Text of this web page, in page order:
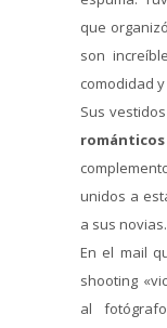
que
son
comodidad
Sus
unidos a
a sus novias.
En el mail
shooting
al